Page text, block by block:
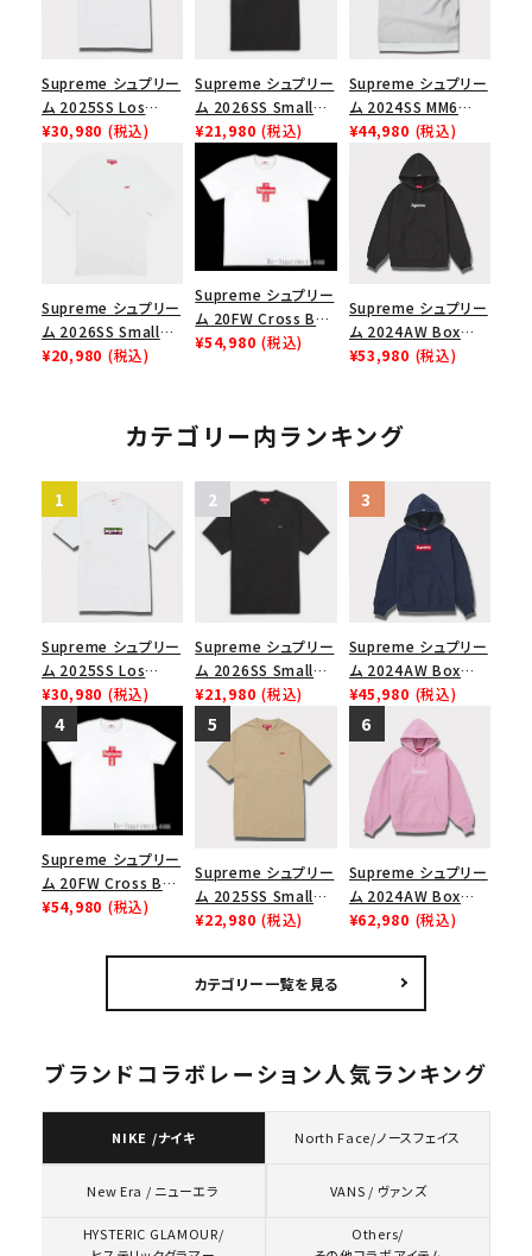
Supreme シュプリー
ム 2025SS Los
Angeles Fire Relief
¥30,980 (税込)
Supreme シュプリー
ム 2026SS Small
Box Tee スモールボ
ックスTシャツ ブラッ
ク
¥21,980 (税込)
Supreme シュプリー
ム 2024SS MM6
Maison Margiela
Box Logo Tee MM6
メゾンマルジェラボッ
クスロゴTシャツ ホ
ワイト 白
¥44,980 (税込)
Supreme シュプリー
ム 2026SS Small
Box Tee スモールボ
¥20,980 (税込)
Supreme シュプリー
ム 20FW Cross Box
Logo Tee クロスボ
¥54,980 (税込)
Supreme シュプリー
ム 2024AW Box
Logo Hooded
ブラック 黒
¥53,980 (税込)
カテゴリー内ランキング
Supreme シュプリー
ム 2025SS Los
Angeles Fire Relief
Box Logo Tee ファ
イヤーリリーフボック
スロゴTシャツ ホワ
¥30,980 (税込)
Supreme シュプリー
ム 2026SS Small
Box Tee スモールボ
ックスTシャツ ブラッ
ク
¥21,980 (税込)
Supreme シュプリー
ム 2024AW Box
Logo Hooded
Sweatshirt ボック
スロゴフードパーカー
ネイビー 紺
¥45,980 (税込)
Supreme シュプリー
ム 20FW Cross Box
Logo Tee クロスボ
¥54,980 (税込)
Supreme シュプリー
ム 2025SS Small
Box Tee スモールボ
¥22,980 (税込)
Supreme シュプリー
ム 2024AW Box
Logo Hooded
ダスティーピンク
¥62,980 (税込)
カテゴリー一覧を見る
ブランドコラボレーション人気ランキング
NIKE /ナイキ North Face/ノースフェイス
New Era / ニューエラ VANS / ヴァンズ
HYSTERIC GLAMOUR/
Others/